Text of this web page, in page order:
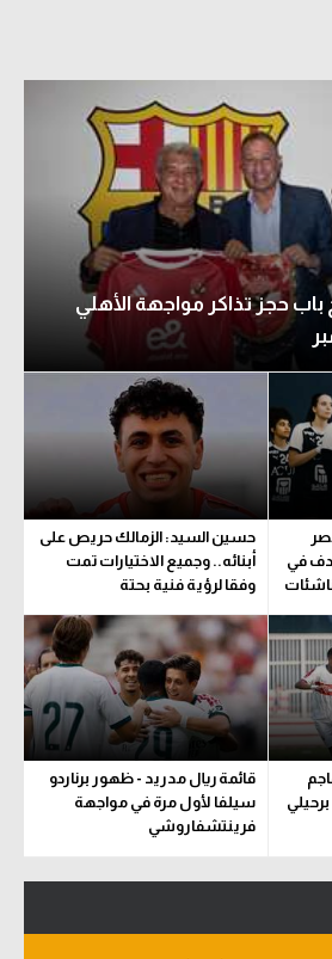
حجز تذاكر مواجهة الأهلي
في
حسين السيد: الزمالك حريص على
أبنائه.. وجميع الاختيارات تمت
وفقا لرؤية فنية بحتة
قائمة ريال مدريد - ظهور برناردو
سيلفا لأول مرة في مواجهة
فرينتشفاروشي